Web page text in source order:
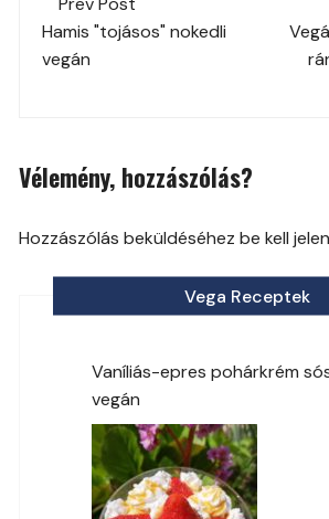
navigation
Hamis "tojásos" nokedli
vegán
Vélemény, hozzászólás?
Hozzászólás beküldéséhez be kell
Vega Receptek
Vaníliás-epres pohárkrém
vegán